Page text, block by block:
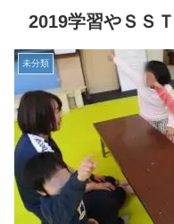
2019学習やＳＳ
未分類